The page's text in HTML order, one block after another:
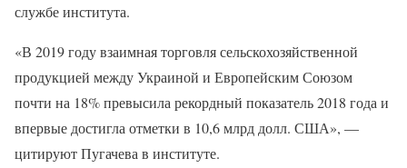
службе института.
«В 2019 году взаимная торговля сельскохозяйственной
продукцией между Украиной и Европейским Союзом
почти на 18% превысила рекордный показатель 2018 года и
впервые достигла отметки в 10,6 млрд долл. США», —
цитируют Пугачева в институте.